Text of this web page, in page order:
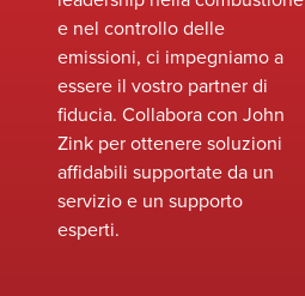
e nel controllo delle
emissioni, ci impegniamo a
essere il vostro partner di
fiducia. Collabora con John
Zink per ottenere soluzioni
affidabili supportate da un
servizio e un supporto
esperti.